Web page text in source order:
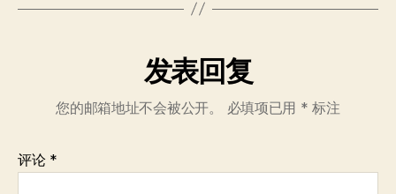
发表回复
您的邮箱地址不会被公开。 必填项已用 * 标注
评论 *